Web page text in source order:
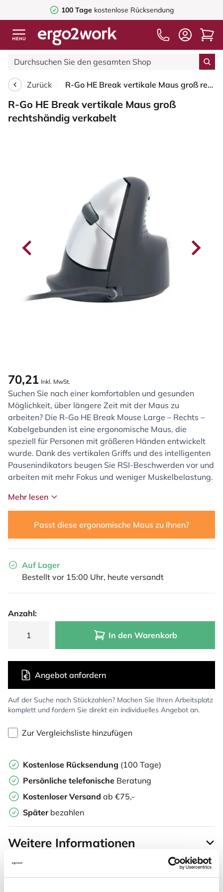
100 Tage kostenlose Rücksendung
Zurück R-Go HE Break vertikale Maus groß rechtshändig verkabelt
R-Go HE Break vertikale Maus groß
rechtshändig verkabelt
70,21 Inkl. MwSt.
Suchen Sie nach einer komfortablen und gesunden
Möglichkeit, über längere Zeit mit der Maus zu
arbeiten? Die R-Go HE Break Mouse Large – Rechts –
Kabelgebunden ist eine ergonomische Maus, die
speziell für Personen mit größeren Händen entwickelt
wurde. Dank des vertikalen Griffs und des intelligenten
Pausenindikators beugen Sie RSI-Beschwerden vor und
arbeiten mit mehr Fokus und weniger Muskelbelastung.
Mehr lesen
Passt diese ergonomische Maus zu Ihnen?
Auf Lager
Bestellt vor 15:00 Uhr, heute versandt
Anzahl:
In den Warenkorb
Auf der Suche nach Stückzahlen? Machen Sie Ihren Arbeitsplatz
komplett und fordern Sie direkt ein individuelles Angebot an.
Angebot anfordern
Zur Vergleichsliste hinzufügen
Kostenlose Rücksendung (100 Tage)
Persönliche telefonische Beratung
Kostenloser Versand ab €75,-
Später bezahlen
Weitere Informationen